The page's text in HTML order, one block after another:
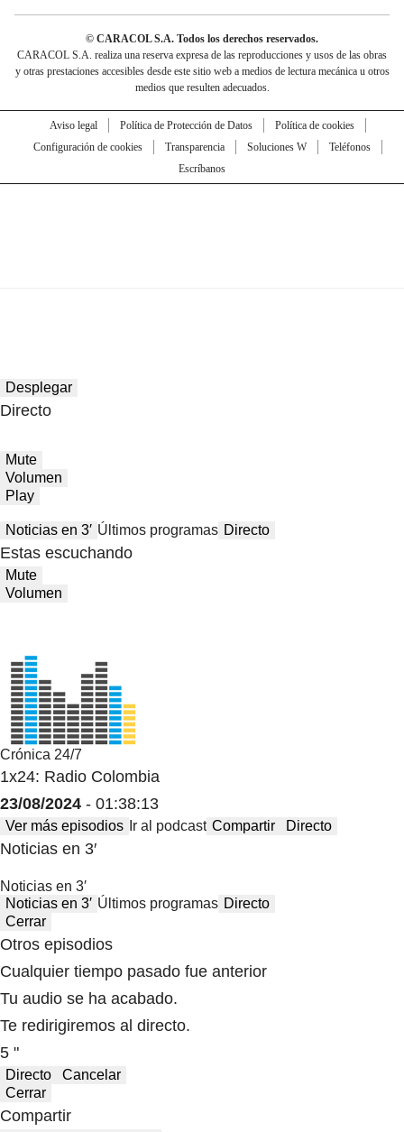
© CARACOL S.A. Todos los derechos reservados.
CARACOL S.A. realiza una reserva expresa de las reproducciones y usos de las obras
y otras prestaciones accesibles desde este sitio web a medios de lectura mecánica u otros
medios que resulten adecuados.
Aviso legal Política de Protección de Datos
Política de cookies
Configuración de cookies
Transparencia Soluciones W
Teléfonos
Escríbanos
Desplegar
Directo
Mute
Volumen
Play
Noticias en 3′ Últimos programas Directo
Estas escuchando
Mute
Volumen
Crónica 24/7
1x24: Radio Colombia
23/08/2024 - 01:38:13
Ver más episodios Ir al podcast Compartir Directo
Noticias en 3′
Noticias en 3′
Noticias en 3′ Últimos programas Directo
Cerrar
Otros episodios
Cualquier tiempo pasado fue anterior
Tu audio se ha acabado.
Te redirigiremos al directo.
5 "
Directo
Cancelar
Cerrar
Compartir